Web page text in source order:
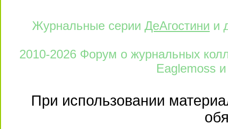
Журнальные серии ДеАгостини и
2010-2026 Форум о журнальных
Eaglemoss и
При использовании